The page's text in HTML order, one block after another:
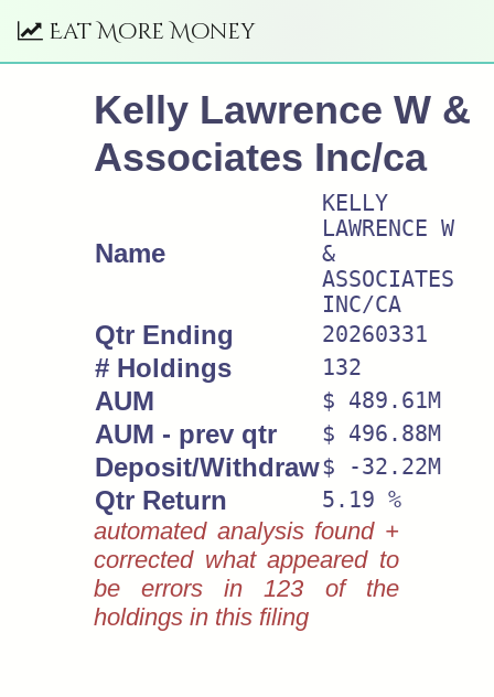
Eat More Money
Kelly Lawrence W &
Associates Inc/ca
Name
KELLY
LAWRENCE W
&
ASSOCIATES
INC/CA
Qtr Ending 20260331
# Holdings 132
AUM $ 489.61M
AUM - prev qtr $ 496.88M
Deposit/Withdraw$ -32.22M
Qtr Return 5.19 %
automated analysis found +
corrected what appeared to
be errors in 123 of the
holdings in this filing